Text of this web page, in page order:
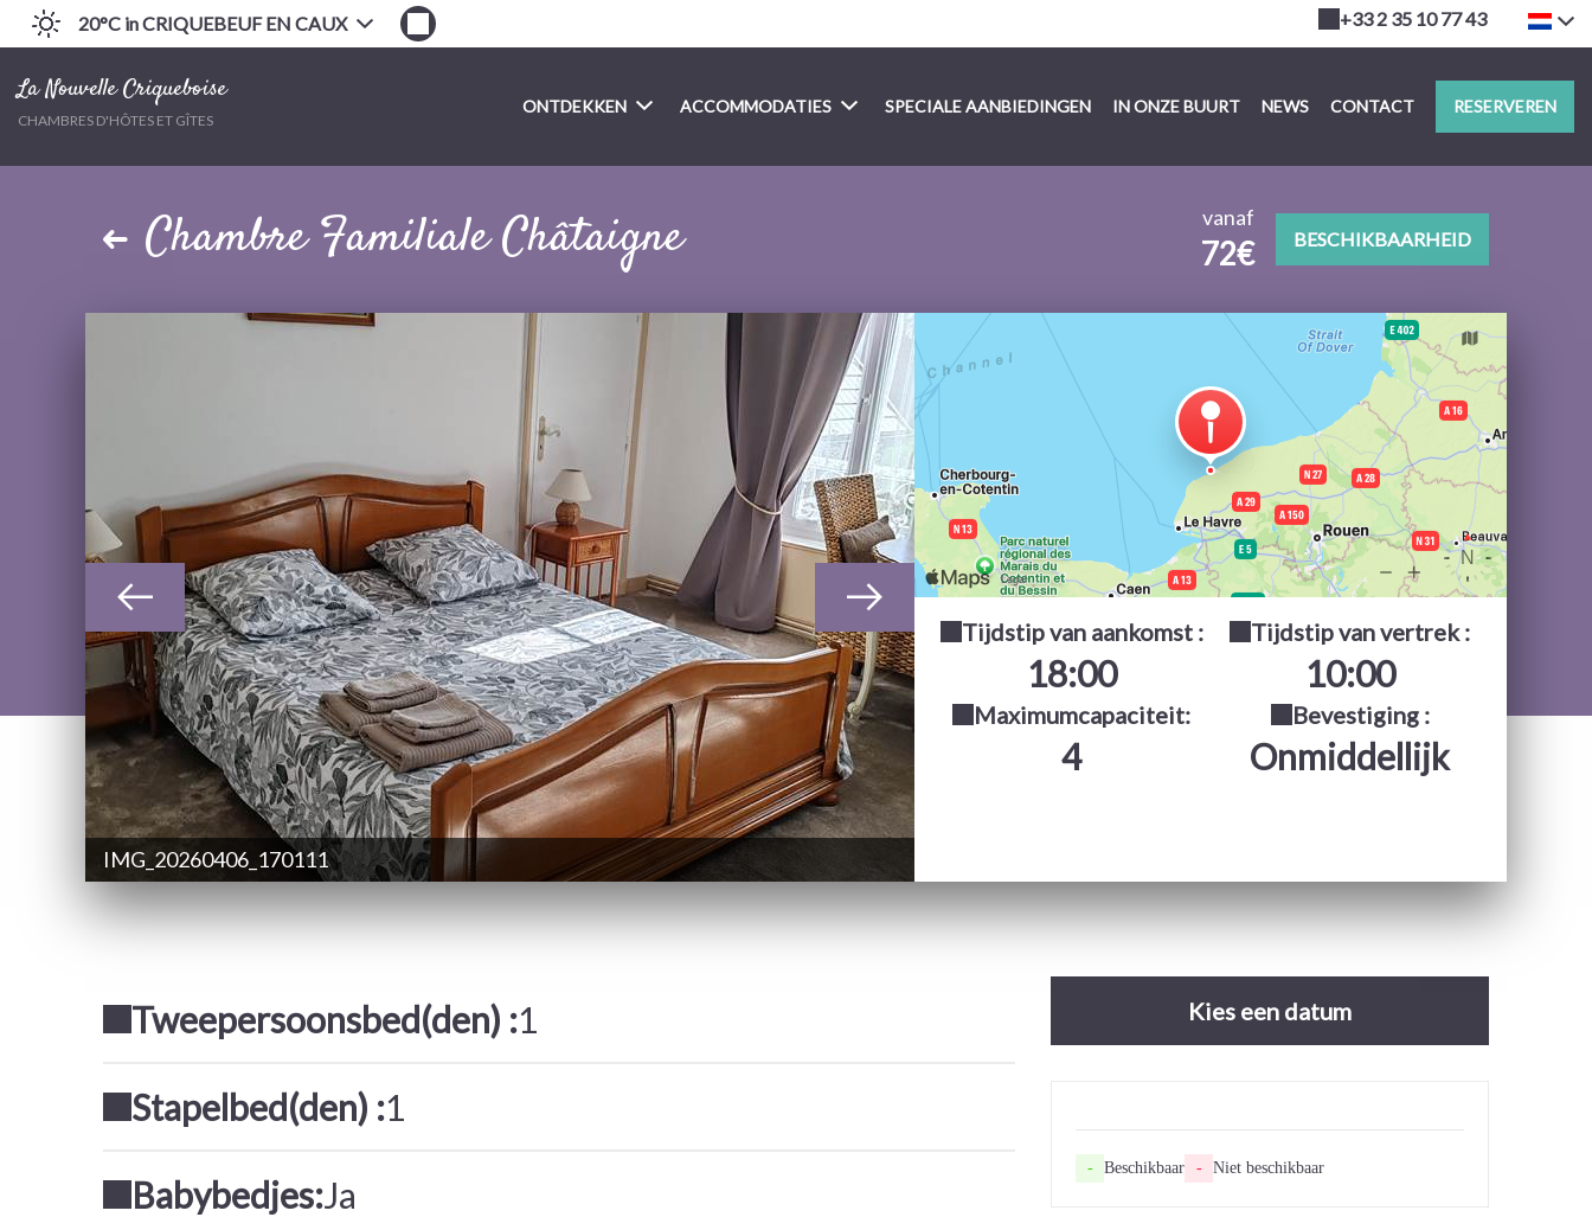
20°C in CRIQUEBEUF EN CAUX +33 2 35 10 77 43
La Nouvelle Criqueboise
CHAMBRES D'HÔTES ET GÎTES
ONTDEKKEN ACCOMMODATIES SPECIALE AANBIEDINGEN IN ONZE BUURT NEWS CONTACT RESERVEREN
Chambre Familiale Châtaigne vanaf
72€ BESCHIKBAARHEID
IMG_20260406_170111
Tijdstip van aankomst :
18:00
Tijdstip van vertrek :
10:00
Maximumcapaciteit:
4
Bevestiging :
Onmiddellijk
Tweepersoonsbed(den) :1
Stapelbed(den) :1
Babybedjes:Ja
Kies een datum
- Beschikbaar - Niet beschikbaar